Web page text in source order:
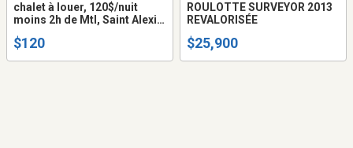
chalet à louer, 120$/nuit
moins 2h de Mtl, Saint Alexis
$120
ROULOTTE SURVEYOR 2013
REVALORISÉE
$25,900